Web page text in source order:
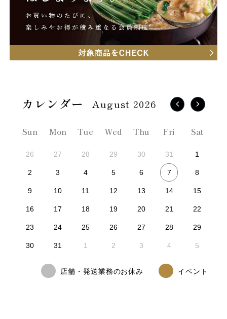
August 2026
Sun Mon Tue Wed Thu Fri Sat
26 27 28 29 30 31 1
2 3 4 5 6 7 8
9 10 11 12 13 14 15
16 17 18 19 20 21 22
23 24 25 26 27 28 29
30 31 1 2 3 4 5
店舗・発送業務のお休み イベント